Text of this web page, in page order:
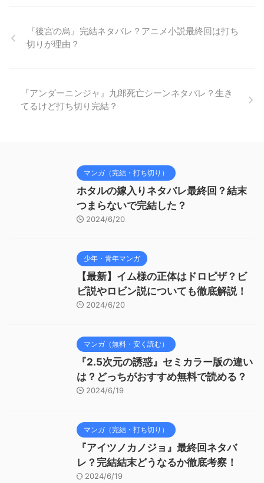
『後宮の烏』完結ネタバレ？アニメ小説最終回は打ち
切りが理由？
『アンダーニンジャ』九郎死亡シーンネタバレ？生き
てるけど打ち切り完結？
マンガ（完結・打ち切り）
ホタルの嫁入りネタバレ最終回？結末
つまらないで完結した？
2024/6/20
少年・青年マンガ
【最新】イム様の正体はドロピザ？ビ
ビ説やロビン説についても徹底解説！
2024/6/20
マンガ（無料・安く読む）
『2.5次元の誘惑』セミカラー版の違い
は？どっちがおすすめ無料で読める？
2024/6/19
マンガ（完結・打ち切り）
『アイツノカノジョ』最終回ネタバ
レ？完結結末どうなるか徹底考察！
2024/6/19